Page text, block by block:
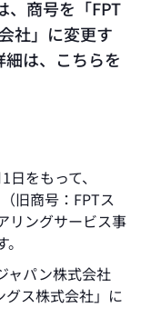
、商号を「FPT
社」に変更す
は、こちらを
をもって、
旧商号：FPTス
リングサービス事
ャパン株式会社
グス株式会社」に